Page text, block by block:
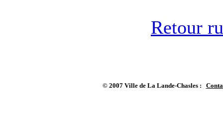
Retour
© 2007 Ville de La Lande-Chasles :